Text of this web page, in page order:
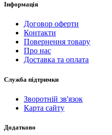
Інформація
Договор оферти
Контакти
Повернення товару
Про нас
Доставка та оплата
Служба підтримки
Зворотній зв'язок
Карта сайту
Додатково